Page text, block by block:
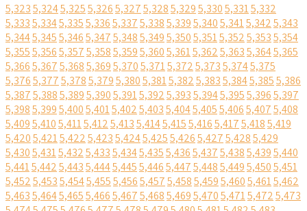
5,3235,3245,3255,3265,3275,3285,3295,3305,3315,332
5,3335,3345,3355,3365,3375,3385,3395,3405,3415,3425,343
5,3445,3455,3465,3475,3485,3495,3505,3515,3525,3535,354
5,3555,3565,3575,3585,3595,3605,3615,3625,3635,3645,365
5,3665,3675,3685,3695,3705,3715,3725,3735,3745,375
5,3765,3775,3785,3795,3805,3815,3825,3835,3845,3855,386
5,3875,3885,3895,3905,3915,3925,3935,3945,3955,3965,397
5,3985,3995,4005,4015,4025,4035,4045,4055,4065,4075,408
5,4095,4105,4115,4125,4135,4145,4155,4165,4175,4185,419
5,4205,4215,4225,4235,4245,4255,4265,4275,4285,429
5,4305,4315,4325,4335,4345,4355,4365,4375,4385,4395,440
5,4415,4425,4435,4445,4455,4465,4475,4485,4495,4505,451
5,4525,4535,4545,4555,4565,4575,4585,4595,4605,4615,462
5,4635,4645,4655,4665,4675,4685,4695,4705,4715,4725,473